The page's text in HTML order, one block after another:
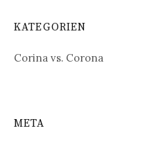
KATEGORIEN
Corina vs. Corona
META